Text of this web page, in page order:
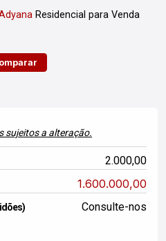
Residencial para Venda
sujeitos a alteração.
2.000,00
1.600.000,00
Consulte-nos